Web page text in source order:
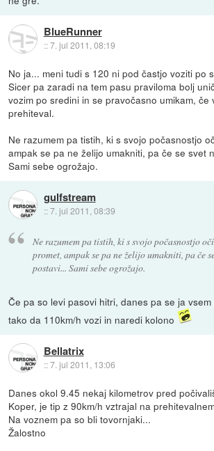
BlueRunner
::7. jul 2011, 08:19
No ja... meni tudi s 120 ni pod častjo voziti po
Sicer pa zaradi na tem pasu praviloma bolj
vozim po sredini in se pravočasno umikam, če
prehiteval.
Ne razumem pa tistih, ki s svojo počasnostjo
ampak se pa ne želijo umakniti, pa če se svet
Sami sebe ogrožajo.
gulfstream
::7. jul 2011, 08:39
Ne razumem pa tistih, ki s svojo počasnostjo
promet, ampak se pa ne želijo umakniti, pa če
postavi... Sami sebe ogrožajo.
Če pa so levi pasovi hitri, danes pa se ja
tako da 110km/h vozi in naredi kolono
Bellatrix
::7. jul 2011, 13:06
Danes okol 9.45 nekaj kilometrov pred
Koper, je tip z 90km/h vztrajal na
Na voznem pa so bli tovornjaki...
Žalostno